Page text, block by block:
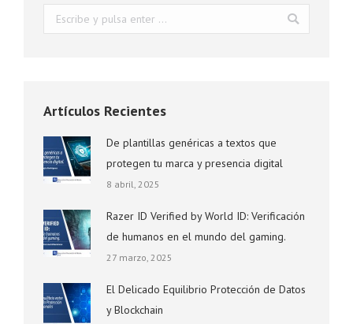
Buscar:
Artículos Recientes
De plantillas genéricas a textos que
protegen tu marca y presencia digital
8 abril, 2025
Razer ID Verified by World ID: Verificación
de humanos en el mundo del gaming.
27 marzo, 2025
El Delicado Equilibrio Protección de Datos
y Blockchain